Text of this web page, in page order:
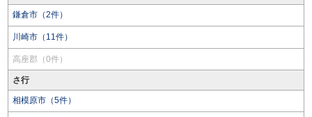
鎌倉市（2件）
川崎市（11件）
高座郡（0件）
さ行
相模原市（5件）